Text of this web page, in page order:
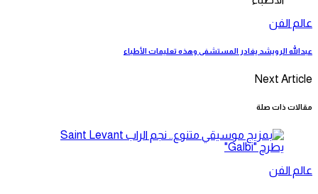
عالم الفن
عبدالله الرويشد يغادر المستشفى وهذه تعليمات الأطباء
Next Article
مقالات ذات صلة
عالم الفن